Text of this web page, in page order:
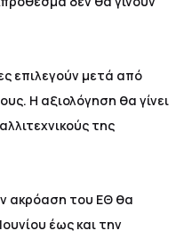
επιλεγούν μετά από
Η αξιολόγηση θα γίνει
της
ακρόαση του ΕΘ θα
έως και την